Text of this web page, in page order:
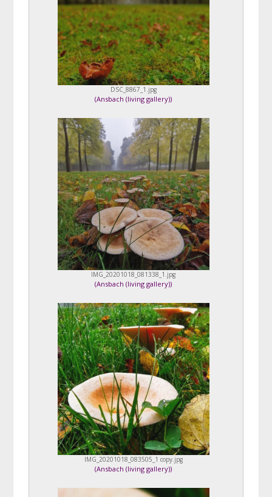
DSC_8867_1.jpg
(Ansbach (living gallery))
IMG_20201018_081338_1.jpg
(Ansbach (living gallery))
IMG_20201018_083505_1 copy.jpg
(Ansbach (living gallery))